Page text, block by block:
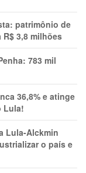
patrimônio de
R$ 3,8 milhões
783 mil
36,8% e atinge
Lula!
Lula-Alckmin
o país e